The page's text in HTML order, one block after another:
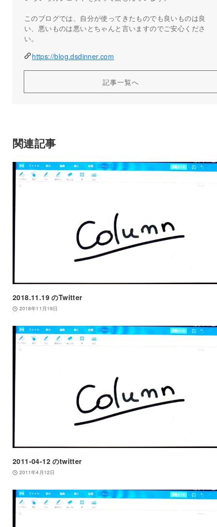
このブログでは、自分が使ってきたものでも良いものは良
い、悪いものは悪いとちゃんと言いますのでご安心くださ
い。
https://blog.dsdinner.com
記事一覧へ
関連記事
2018.11.19 のTwitter
2018年11月19日
2011-04-12 のtwitter
2011年4月12日